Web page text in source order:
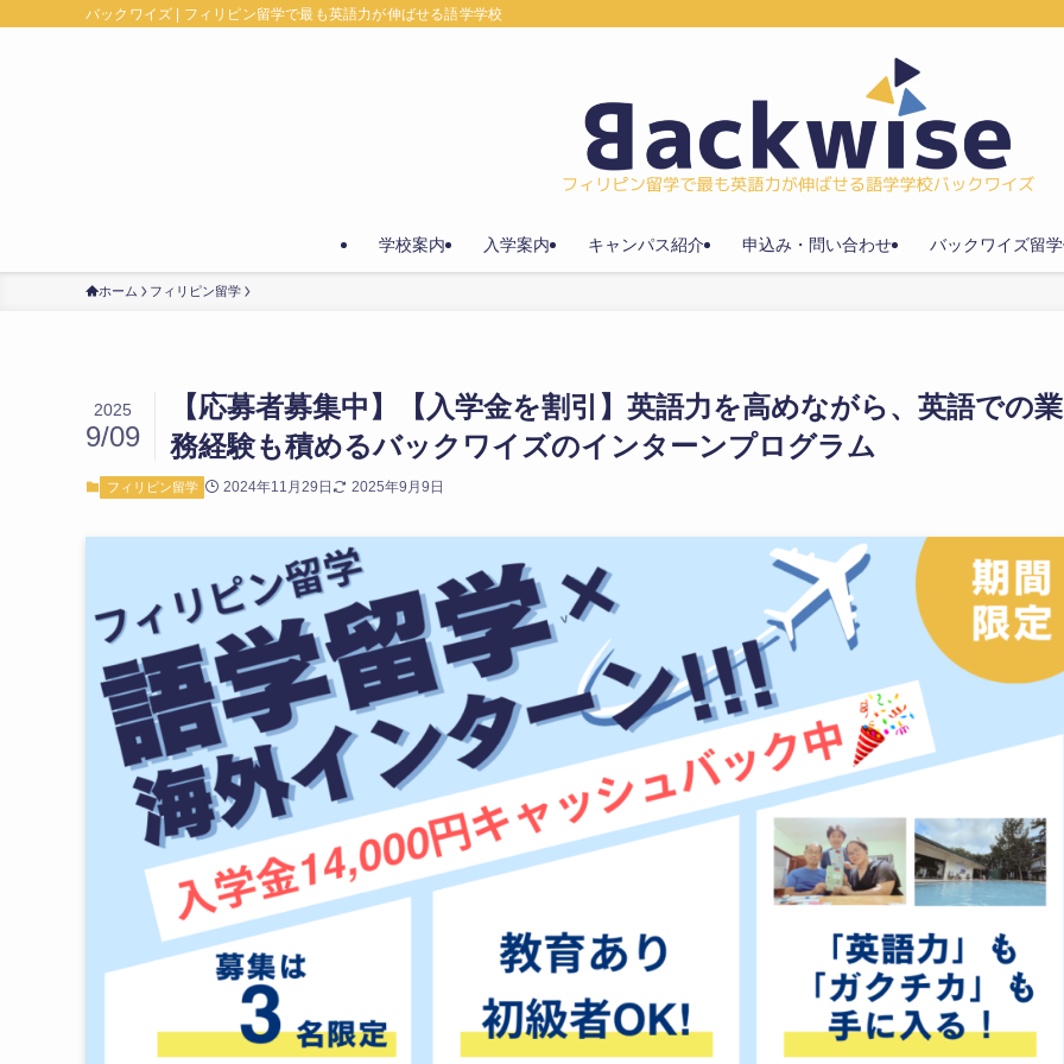
バックワイズ | フィリピン留学で最も英語力が伸ばせる語学学校
学校案内 入学案内 キャンパス紹介 申込み・問い合わせ バックワイズ留
ホーム フィリピン留学
【応募者募集中】【入学金を割引】英語力を高めながら、英語での業
務経験も積めるバックワイズのインターンプログラム
2025
9/09
フィリピン留学 2024年11月29日 2025年9月9日